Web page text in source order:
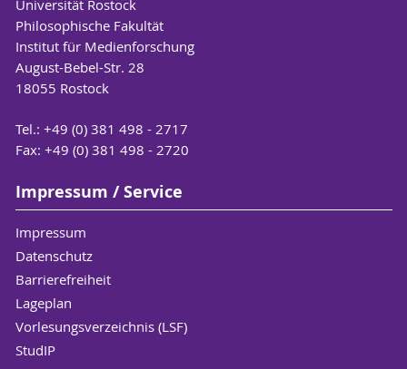
Universität Rostock
Philosophische Fakultät
Institut für Medienforschung
August-Bebel-Str. 28
18055 Rostock
Tel.: +49 (0) 381 498 - 2717
Fax: +49 (0) 381 498 - 2720
Impressum / Service
Impressum
Datenschutz
Barrierefreiheit
Lageplan
Vorlesungsverzeichnis (LSF)
StudIP